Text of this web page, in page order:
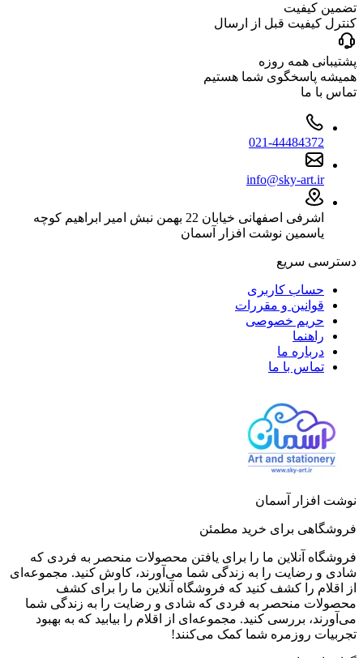
تضمین کیفیت
کنترل کیفیت قبل از ارسال
پشتیبانی همه روزه
همیشه پاسخگوی شما هستیم
تماس با ما
021-44484372
info@sky-art.ir
اشرفی اصفهانی خیابان 22 بهمن نبش امیر ابراهیم کوچه
یاسمین نوشت افزار آسمان
دسترسی سریع
حساب کاربری
قوانین و مقررات
حریم خصوصی
راهنما
درباره ما
تماس با ما
نوشت افزار آسمان
فروشگاهی برای خرید مطمئن
فروشگاه آنلاین ما را برای یافتن محصولات منحصر به فردی که
شادی و رضایت را به زندگی شما می‌آورند، کاوش کنید. مجموعه‌ای
از اقلام را کشف کنید که فروشگاه آنلاین ما را برای کشف
محصولات منحصر به فردی که شادی و رضایت را به زندگی شما
می‌آورند، بررسی کنید. مجموعه‌ای از اقلام را بیابید که به بهبود
تجربیات روزمره شما کمک می‌کنند!